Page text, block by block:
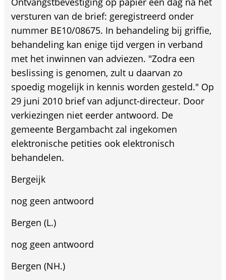
versturen van de brief: geregistreerd onder
nummer BE10/08675. In behandeling bij griffie,
behandeling kan enige tijd vergen in verband
met het inwinnen van adviezen. "Zodra een
beslissing is genomen, zult u daarvan zo
spoedig mogelijk in kennis worden gesteld." Op
29 juni 2010 brief van adjunct-directeur. Door
verkiezingen niet eerder antwoord. De
gemeente Bergambacht zal ingekomen
elektronische petities ook elektronisch
behandelen.
Bergeijk
nog geen antwoord
Bergen (L.)
nog geen antwoord
Bergen (NH.)